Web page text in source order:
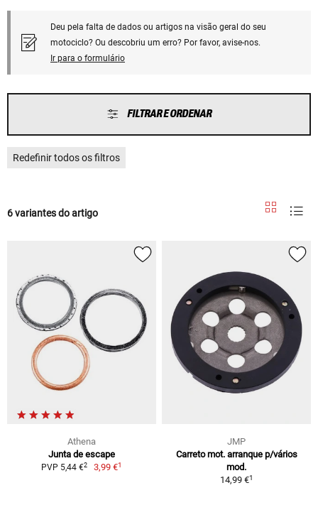
Deu pela falta de dados ou artigos na visão geral do seu
motociclo? Ou descobriu um erro? Por favor, avise-nos.
Ir para o formulário
FILTRAR E ORDENAR
Redefinir todos os filtros
6 variantes do artigo
Athena
Junta de escape
PVP 5,44 €2 3,99 €1
JMP
Carreto mot. arranque p/vários
mod.
14,99 €1